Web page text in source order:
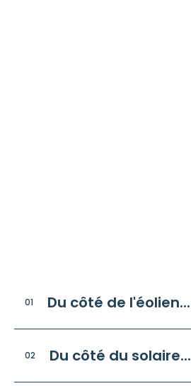
01 Du côté de l'éolien...
02 Du côté du solaire...